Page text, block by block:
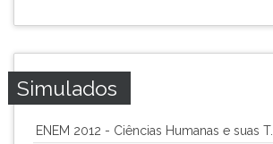
Simulados
ENEM 2012 - Ciências Humanas e suas T...